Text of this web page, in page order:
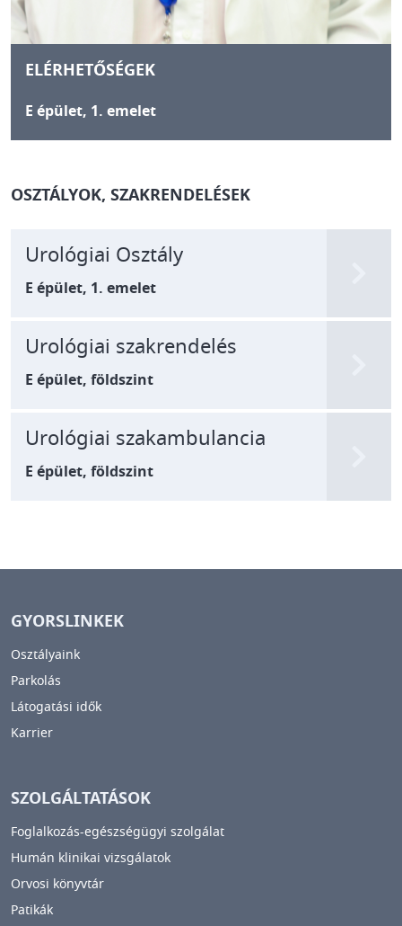
ELÉRHETŐSÉGEK
E épület, 1. emelet
OSZTÁLYOK, SZAKRENDELÉSEK
Urológiai Osztály
E épület, 1. emelet
Urológiai szakrendelés
E épület, földszint
Urológiai szakambulancia
E épület, földszint
GYORSLINKEK
Osztályaink
Parkolás
Látogatási idők
Karrier
SZOLGÁLTATÁSOK
Foglalkozás-egészségügyi szolgálat
Humán klinikai vizsgálatok
Orvosi könyvtár
Patikák